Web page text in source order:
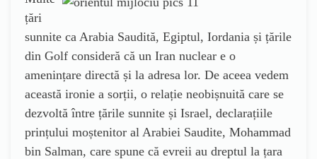
țări
sunnite ca Arabia Saudită, Egiptul, Iordania și țările
din Golf consideră că un Iran nuclear e o
amenințare directă și la adresa lor. De aceea vedem
această ironie a sorții, o relație neobișnuită care se
dezvoltă între țările sunnite și Israel, declarațiile
prințului moștenitor al Arabiei Saudite, Mohammad
bin Salman, care spune că evreii au dreptul la țara